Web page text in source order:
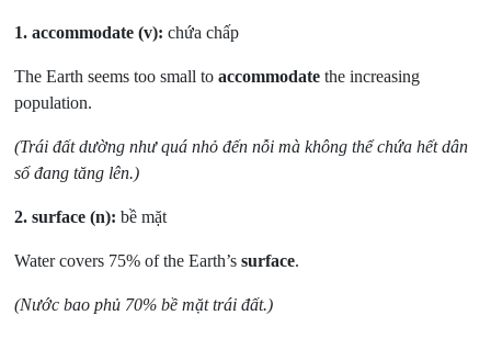
1.accommodate (v): chứa chấp
The Earth seems too small toaccommodate the increasing
population.
(Trái đất dường như quá nhỏ đến nỗi mà không thể chứa hết dân
số đang tăng lên.)
2.surface (n): bề mặt
Water covers 75% of the Earth’ssurface.
(Nước bao phủ 70% bề mặt trái đất.)